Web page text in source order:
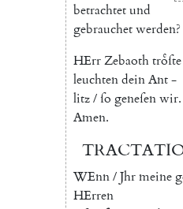
betrachtetund
gebrauchetwerden?
HErrZebaothtroͤſte
leuchtendeinAnt-
litz/ſo geneſenwir.
Amen.
WEnn/Jhrmeine
HErren